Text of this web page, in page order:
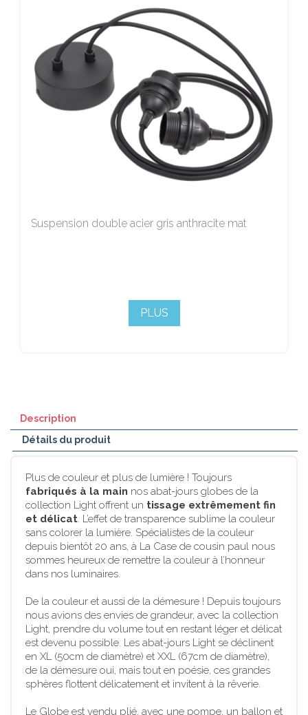
Suspension double acier gris anthracite mat
PLUS
Description
Détails du produit
Plus de couleur et plus de lumière ! Toujours
fabriqués à la main nos abat-jours globes de la
collection Light offrent un tissage extrêmement fin
et délicat. L’effet de transparence sublime la couleur
sans colorer la lumière. Spécialistes de la couleur
depuis bientôt 20 ans, à La Case de cousin paul nous
sommes heureux de remettre la couleur à l’honneur
dans nos luminaires.
De la couleur et aussi de la démesure ! Depuis toujours
nous avions des envies de grandeur, avec la collection
Light, prendre du volume tout en restant léger et délicat
est devenu possible. Les abat-jours Light se déclinent
en XL (50cm de diamètre) et XXL (67cm de diamètre),
de la démesure oui, mais tout en poésie, ces grandes
sphères flottent délicatement et invitent à la rêverie.
Le Globe est vendu plié, avec une pompe, un ballon et